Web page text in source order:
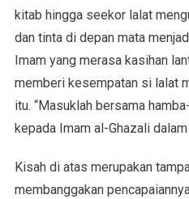
kitab hingga seekor lalat
dan tinta di depan mata
Imam yang merasa kasihan
memberi kesempatan si lalat
itu. “Masuklah bersama
kepada Imam al-Ghazali
Kisah di atas merupakan
membanggakan